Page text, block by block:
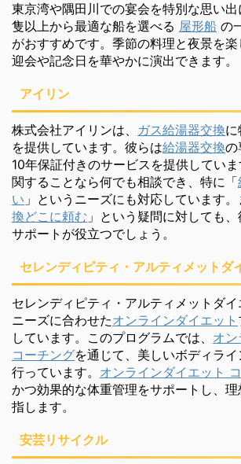
東京湾や隅田川での宴会を特別な思い
隻以上から最適な船を選べる 屋形船 の
がおすすめです。季節の料理と夜景を
迎会や記念日を華やかに演出できます。
アイリン
株式会社アイリンは、 ガス給湯器交換
を提供しています。彼らは給湯器交換の
10年保証付きのサービスを提供していま
関することなら何でも相談でき、特に「
い 」というニーズにも対応しています
換どこに頼む 」という疑問に対しても
サポートが役立つでしょう。
セレンディピティ・アルティメットダ
セレンディピティ・アルティメットダ
ニーズに合わせたオンラインダイエット
しています。このプログラムでは、 オン
コーチングを通じて、美しいボディラ
行っています。 オンラインダイエット
かつ効果的な体重管理をサポートし、
指します。
安芸リサイクル